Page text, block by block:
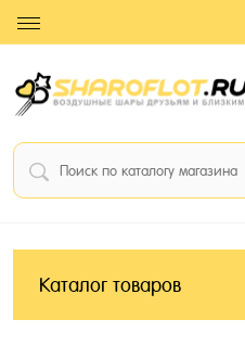
Каталог товаров